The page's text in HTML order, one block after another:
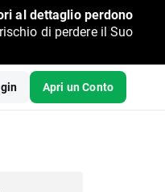
al dettaglio perdono
di perdere il Suo
Apri un Conto